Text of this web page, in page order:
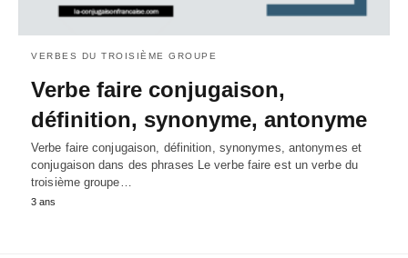
VERBES DU TROISIÈME GROUPE
Verbe faire conjugaison,
définition, synonyme, antonyme
Verbe faire conjugaison, définition, synonymes, antonymes et
conjugaison dans des phrases Le verbe faire est un verbe du
troisième groupe…
3 ans